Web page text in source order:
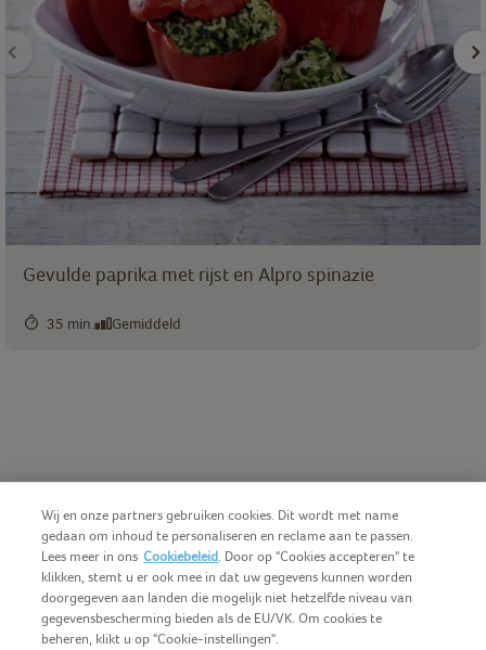
Gevulde paprika met rijst en Alpro spinazie
35 min. Gemiddeld
Wij en onze partners gebruiken cookies. Dit wordt met name
gedaan om inhoud te personaliseren en reclame aan te passen.
Lees meer in ons Cookiebeleid. Door op "Cookies accepteren" te
klikken, stemt u er ook mee in dat uw gegevens kunnen worden
doorgegeven aan landen die mogelijk niet hetzelfde niveau van
gegevensbescherming bieden als de EU/VK. Om cookies te
beheren, klikt u op "Cookie-instellingen".